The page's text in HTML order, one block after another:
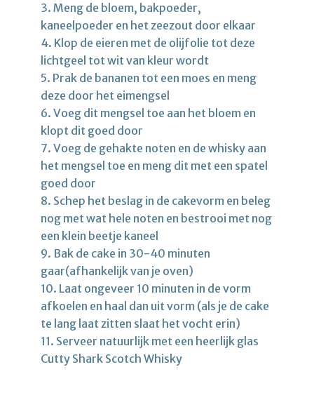
3. Meng de bloem, bakpoeder,
kaneelpoeder en het zeezout door elkaar
4. Klop de eieren met de olijfolie tot deze
lichtgeel tot wit van kleur wordt
5. Prak de bananen tot een moes en meng
deze door het eimengsel
6. Voeg dit mengsel toe aan het bloem en
klopt dit goed door
7. Voeg de gehakte noten en de whisky aan
het mengsel toe en meng dit met een spatel
goed door
8. Schep het beslag in de cakevorm en beleg
nog met wat hele noten en bestrooi met nog
een klein beetje kaneel
9. Bak de cake in 30-40 minuten
gaar(afhankelijk van je oven)
10. Laat ongeveer 10 minuten in de vorm
afkoelen en haal dan uit vorm (als je de cake
te lang laat zitten slaat het vocht erin)
11. Serveer natuurlijk met een heerlijk glas
Cutty Shark Scotch Whisky